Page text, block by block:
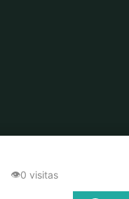
👁0 visitas